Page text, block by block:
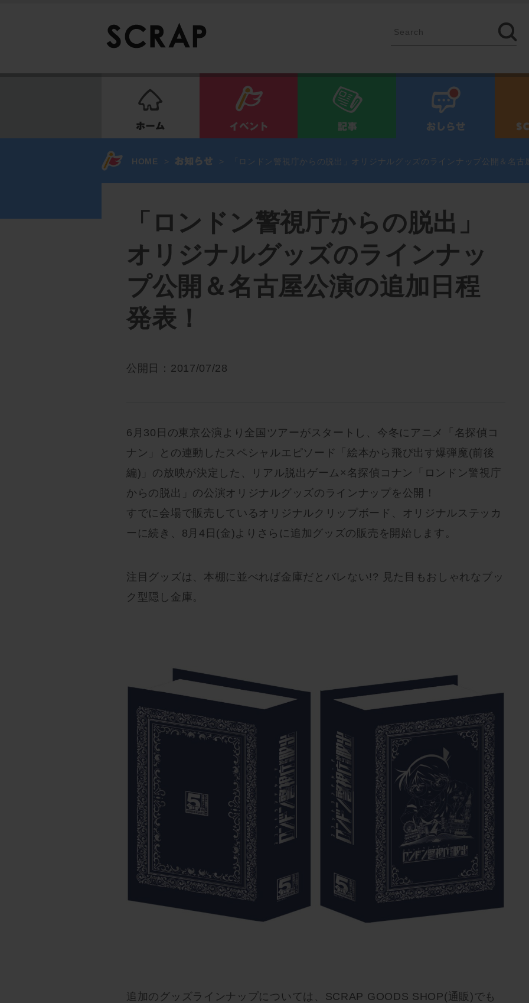
HOME > > 「ロンドン警視庁からの脱出」オリジナルグッズのラインナップ公開＆名
「ロンドン警視庁からの脱出」
オリジナルグッズのラインナッ
プ公開＆名古屋公演の追加日程
発表！
公開日：2017/07/28
6月30日の東京公演より全国ツアーがスタートし、今冬にアニメ「名探偵コ
ナン」との連動したスペシャルエピソード「絵本から飛び出す爆弾魔(前後
編)」の放映が決定した、リアル脱出ゲーム×名探偵コナン「ロンドン警視庁
からの脱出」の公演オリジナルグッズのラインナップを公開！
すでに会場で販売しているオリジナルクリップボード、オリジナルステッカ
ーに続き、8月4日(金)よりさらに追加グッズの販売を開始します。
注目グッズは、本棚に並べれば金庫だとバレない!? 見た目もおしゃれなブッ
ク型隠し金庫。
追加のグッズラインナップについては、SCRAP GOODS SHOP(通販)でも